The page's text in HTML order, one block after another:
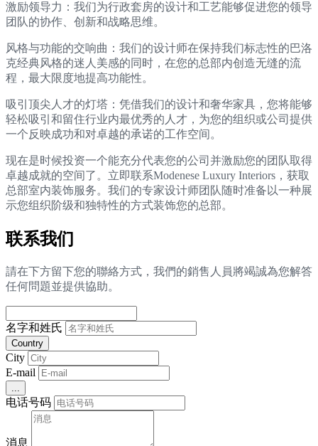
激励领导力：我们为行政套房的设计和工艺能够促进您的领导
团队的协作、创新和战略思维。
风格与功能的交响曲：我们的设计师在保持我们标志性的巴洛
克经典风格的迷人美感的同时，在您的总部内创造无缝的流
程，最大限度地提高功能性。
吸引顶尖人才的灯塔：凭借我们的设计和奢华家具，您将能够
轻松吸引和留住行业内最优秀的人才，为您的组织或公司提供
一个反映成功和对卓越的承诺的工作空间。
现在是时候投资一个能充分代表您的公司并激励您的团队取得
卓越成就的空间了。立即联系Modenese Luxury Interiors，获取
总部室内装饰服务。我们的专家设计师团队随时准备以一种展
示您组织阶级和独特性的方式装饰您的总部。
联系我们
請在下方留下您的聯絡方式，我們的銷售人員將竭誠為您解答
任何問題並提供協助。
名字和姓氏
Country
City
E-mail
...
电话号码
消息